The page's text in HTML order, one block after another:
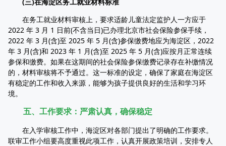
在务工就业材料审核上，要求适龄儿童法定监护人一方应于
2022 年 3 月 1 日前(不含当日)已办理北京市社会保险参保手续，
2022 年 3 月(含)至 2025 年 5 月(含)参保缴费地应为海淀区，2022
年 3 月(含)和 2023 年 1 月(含)至 2025 年 5 月(含)应按月正常连续
参保和缴费。如果在这期间的社会保险参保缴费记录存在补缴情况
的，材料审核将不予通过。这一标准的设定，确保了家庭在海淀区
有稳定的工作和收入来源，能够为孩子提供良好的生活和学习环
境。
五、工作要求：严肃认真，确保稳定
在入学审核工作中，海淀区对各部门提出了明确的工作要求。
联审工作小组要高度重视此项工作，认真开展政策培训，安排专人